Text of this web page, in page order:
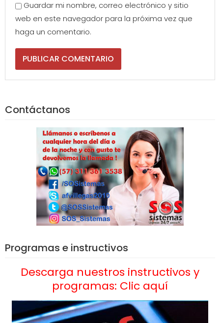
Guardar mi nombre, correo electrónico y sitio
web en este navegador para la próxima vez que
haga un comentario.
Contáctanos
Programas e instructivos
Descarga nuestros instructivos y
programas: Clic aquí